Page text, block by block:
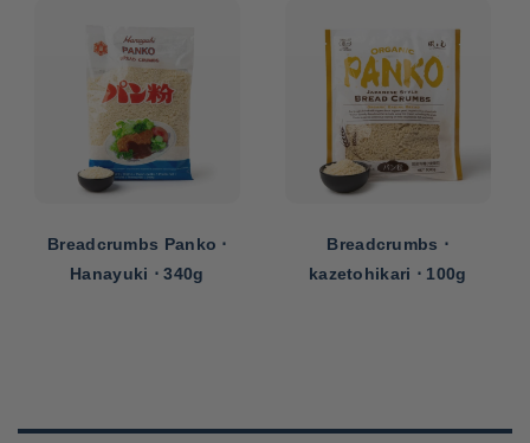
Breadcrumbs Panko ⋅
Hanayuki ⋅ 340g
Breadcrumbs ⋅
kazetohikari ⋅ 100g